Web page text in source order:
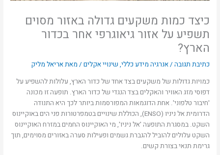
כיצד כמות משקעים גדולה באזור מסוים
תשפיע על אזור גיאוגרפי אחר בכדור
הארץ?
כתיבת תגובה /אנרגיה מידע כללי, שינויי אקלים / מאתאריאל מליק
כמויות גדולות של משקעים בצד אחד של כדור הארץ, עלולות להשפיע על
דפוסי מזג האוויר והאקלים בצד הנגדי של כדור הארץ. תופעה זו מכונה
'חיבור טלפוני'. אחת הדוגמאות המפורסמות ביותר לכך היא התנודה
הדרומית אל ניניו (ENSO), הכוללת שינויים בטמפרטורות פני הים באוקיינוס
השקט. במסגרת התופעה 'אל ניניו', מי האוקיינוס החמים במזרח האוקיינוס
השקט עלולים להוביל להגברת גשמים ופעילות סערה באזורים מסוימים, תוך
גרימת תנאי בצורת קשים.